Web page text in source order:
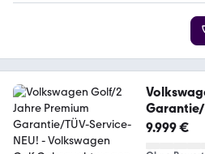
Garantie/
9.999 €